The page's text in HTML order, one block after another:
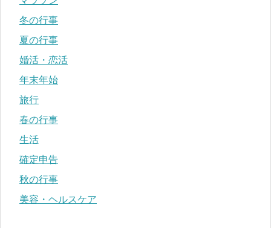
冬の行事
夏の行事
婚活・恋活
年末年始
旅行
春の行事
生活
確定申告
秋の行事
美容・ヘルスケア